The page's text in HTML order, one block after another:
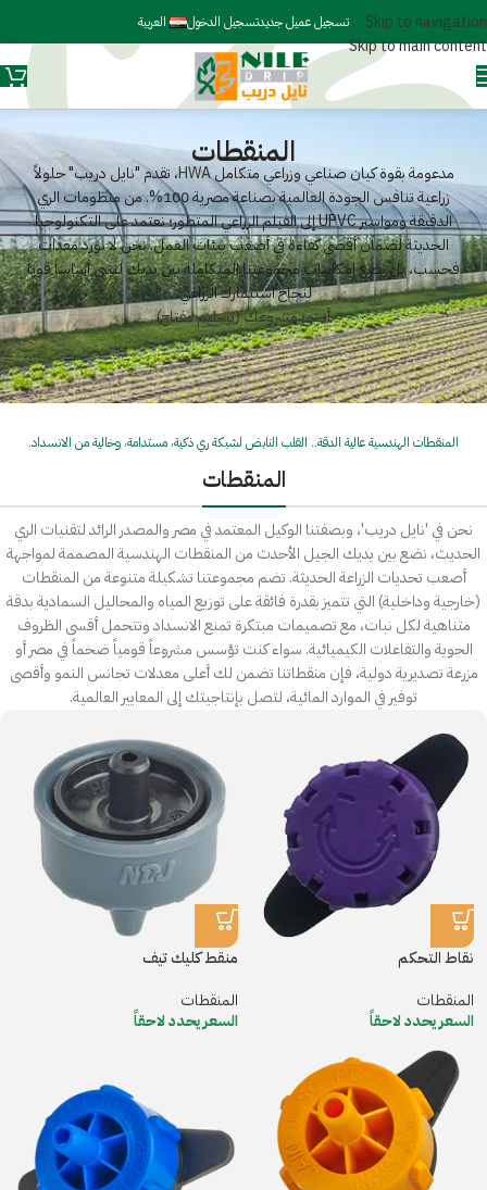
Skip to navigation
Skip to main content
تسجيل عميل جديدتسجيل الدخول العربية
المنقطات
مدعومة بقوة كيان صناعي وزراعي متكاملHWA، تقدم "نايل دريب" حلولاً
زراعية تنافس الجودة العالمية بصناعة مصرية 100%. من منظومات الري
الدقيقة ومواسير UPVC إلى الفيلم الزراعي المتطور؛ نعتمد على التكنولوجيا
الحديثة لضمان أقصى كفاءة في أصعب بيئات العمل. نحن لا نورد معدات
فحسب، بل نضع إمكانيات مجموعتنا المتكاملة بين يديك لنبني أساساً قوياً
لنجاح استثمارك الزراعي.
أنشئ مشروعك (تسليم مفتاح)
المنقطات الهندسية عالية الدقة.. القلب النابض لشبكة ري ذكية، مستدامة، وخالية من الانسداد.
المنقطات
نحن في 'نايل دريب'، وبصفتنا الوكيل المعتمد في مصر والمصدر الرائد لتقنيات الري
الحديث، نضع بين يديك الجيل الأحدث من المنقطات الهندسية المصممة لمواجهة
أصعب تحديات الزراعة الحديثة. تضم مجموعتنا تشكيلة متنوعة من المنقطات
(خارجية وداخلية) التي تتميز بقدرة فائقة على توزيع المياه والمحاليل السمادية بدقة
متناهية لكل نبات، مع تصميمات مبتكرة تمنع الانسداد وتتحمل أقسى الظروف
الجوية والتفاعلات الكيميائية. سواء كنت تؤسس مشروعاً قومياً ضخماً في مصر أو
مزرعة تصديرية دولية، فإن منقطاتنا تضمن لك أعلى معدلات تجانس النمو وأقصى
توفير في الموارد المائية، لتصل بإنتاجيتك إلى المعايير العالمية.
نقاط التحكم
المنقطات
السعر يحدد لاحقاً
منقط كليك تيف
المنقطات
السعر يحدد لاحقاً